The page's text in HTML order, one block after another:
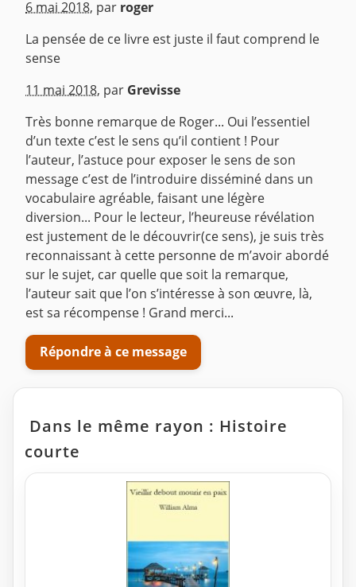
6 mai 2018, par roger
La pensée de ce livre est juste il faut comprend le
sense
^
11 mai 2018, par Grevisse
Très bonne remarque de Roger... Oui l’essentiel
d’un texte c’est le sens qu’il contient ! Pour
l’auteur, l’astuce pour exposer le sens de son
message c’est de l’introduire disséminé dans un
vocabulaire agréable, faisant une légère
diversion... Pour le lecteur, l’heureuse révélation
est justement de le découvrir(ce sens), je suis très
reconnaissant à cette personne de m’avoir abordé
sur le sujet, car quelle que soit la remarque,
l’auteur sait que l’on s’intéresse à son œuvre, là,
est sa récompense ! Grand merci...
Répondre à ce message
Dans le même rayon : Histoire
courte